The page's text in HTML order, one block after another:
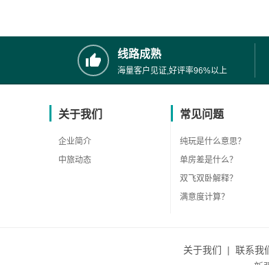
线路成熟
海量客户见证,好评率96%以上
关于我们
企业简介
中旅动态
常见问题
纯玩是什么意思？
单房差是什么？
双飞双卧解释？
满意度计算？
关于我们 | 联系我